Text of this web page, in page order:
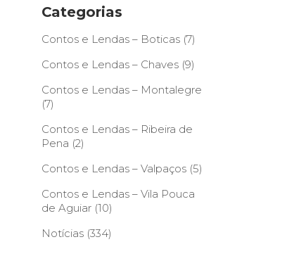
Categorias
Contos e Lendas – Boticas(7)
Contos e Lendas – Chaves(9)
Contos e Lendas – Montalegre
(7)
Contos e Lendas – Ribeira de
Pena (2)
Contos e Lendas – Valpaços(5)
Contos e Lendas – Vila Pouca
de Aguiar(10)
Notícias(334)